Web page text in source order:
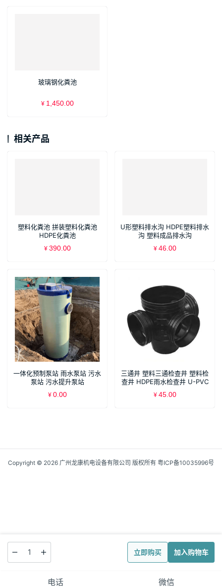
立即购买 加入购物车
玻璃钢化粪池
¥ 1,450.00
相关产品
塑料化粪池 拼装塑料化粪池
HDPE化粪池
¥ 390.00
U形塑料排水沟 HDPE塑料排水
沟 塑料成品排水沟
¥ 46.00
一体化预制泵站 雨水泵站 污水
泵站 污水提升泵站
¥ 0.00
三通井 塑料三通检查井 塑料检
查井 HDPE雨水检查井 U-PVC
¥ 45.00
Copyright © 2026 广州龙康机电设备有限公司 版权所有 粤ICP备10035996号
电话 微信